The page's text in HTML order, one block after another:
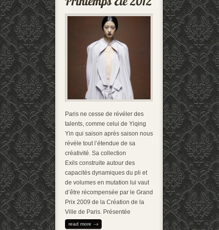
Paris ne cesse de révéler des
talents, comme celui de Yiqing
Yin qui saison après saison nous
révèle tout l’étendue de sa
créativité. Sa collection
Exils construite autour des
capacités dynamiques du pli et
de volumes en mutation lui vaut
d’être récompensée par le Grand
Prix 2009 de la Création de la
Ville de Paris. Présentée
read more